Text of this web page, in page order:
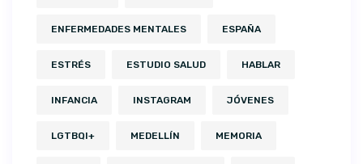
ENFERMEDADES MENTALES ESPAÑA
ESTRÉS ESTUDIO SALUD HABLAR
INFANCIA INSTAGRAM JÓVENES
LGTBQI+ MEDELLÍN MEMORIA